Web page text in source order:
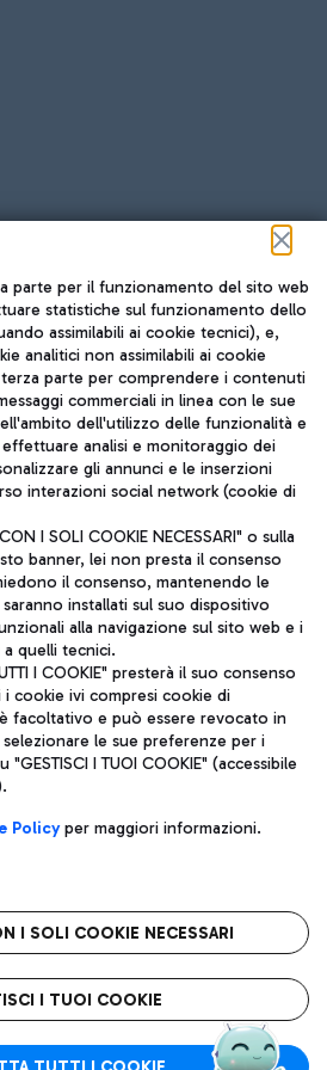
e approfitta della vicinanza
più facile spostarsi
l'aeroporto di Fiumicino da Roma
Trenitalia.
per raggiungere l'aeroporto
pensieri con il servizio di taxi a
una pausa gustosa in aeroporto
JOURNAL
ITA
Società soggetta a direzione e
S.p.A.
Imprese di Roma 13032990155 P.
int. vers.
Racchetti 1 - 00054 Fiumicino (RM)
Note legali
Roma FCO
stellato
parte per il funzionamento del sito web
statistiche sul funzionamento dello
assimilabili ai cookie tecnici), e,
analitici non assimilabili ai cookie
parte per comprendere i contenuti
commerciali in linea con le sue
dell'utilizzo delle funzionalità e
analisi e monitoraggio dei
gli annunci e le inserzioni
interazioni social network (cookie di
I SOLI COOKIE NECESSARI" o sulla
banner, lei non presta il consenso
il consenso, mantenendo le
installati sul suo dispositivo
alla navigazione sul sito web e i
a quelli tecnici.
I COOKIE" presterà il suo consenso
cookie ivi compresi cookie di
facoltativo e può essere revocato in
le sue preferenze per i
I TUOI COOKIE" (accessibile
Policyper maggiori informazioni.
I SOLI COOKIE NECESSARI
I TUOI COOKIE